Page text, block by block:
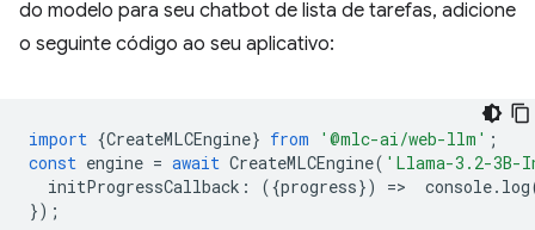
do modelo para seu chatbot de lista de tarefas, adicione
o seguinte código ao seu aplicativo:
import {CreateMLCEngine} from '@mlc-ai/web-llm' ;
const engine = await CreateMLCEngine( 'Llama-3.2-3B-
initProgressCallback : ({progress}) => console. log
});